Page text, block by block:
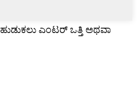
ಹುಡುಕಲು ಎಂಟರ್ ಒತ್ತಿ ಅಥವಾ